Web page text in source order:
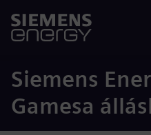
Siemens
Gamesa